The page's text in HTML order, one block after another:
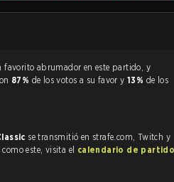
87% de los votos a su favor y 13% de los
se transmitió en strafe.com, Twitch y
este, visita el calendario de